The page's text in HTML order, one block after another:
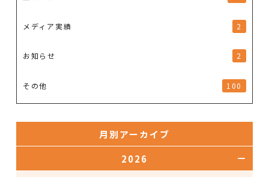
メディア実績 2
お知らせ 2
その他 100
月別アーカイブ
2026